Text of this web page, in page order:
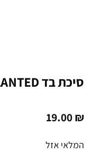
סיכת בד BLOOM WHERE YOU'RE PLANTED
19.00₪
המלאי אזל